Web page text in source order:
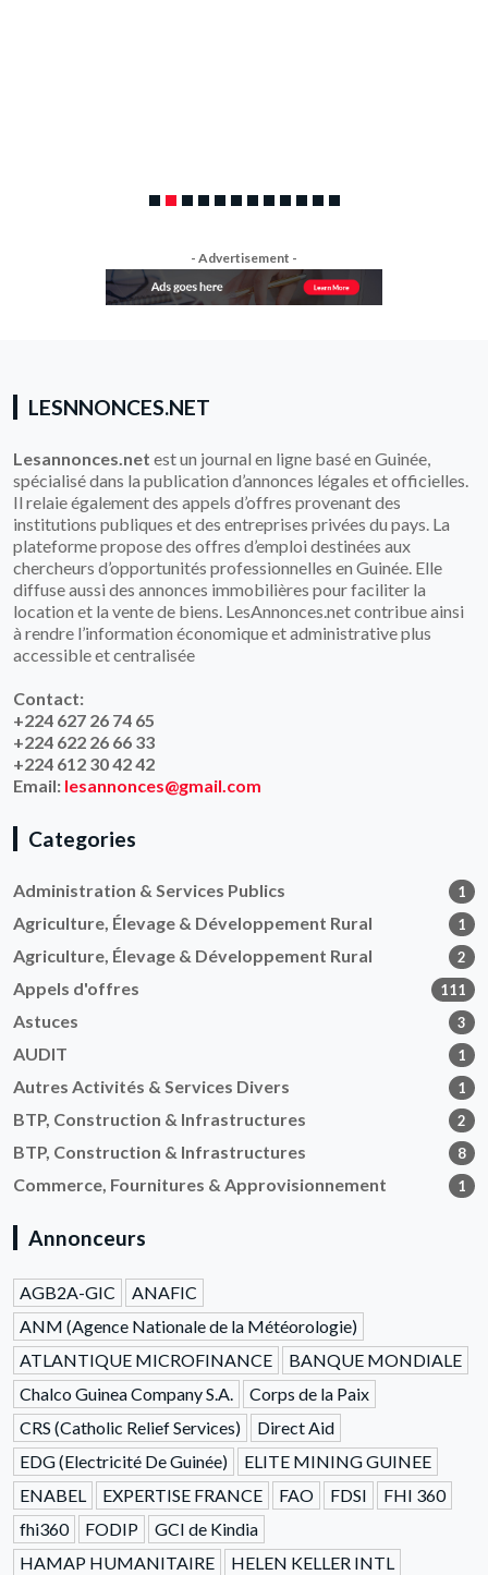
- Advertisement -
LESNNONCES.NET
Lesannonces.net est un journal en ligne basé en Guinée,
spécialisé dans la publication d’annonces légales et officielles.
Il relaie également des appels d’offres provenant des
institutions publiques et des entreprises privées du pays. La
plateforme propose des offres d’emploi destinées aux
chercheurs d’opportunités professionnelles en Guinée. Elle
diffuse aussi des annonces immobilières pour faciliter la
location et la vente de biens. LesAnnonces.net contribue ainsi
à rendre l’information économique et administrative plus
accessible et centralisée
Contact:
+224 627 26 74 65
+224 622 26 66 33
+224 612 30 42 42
Email: lesannonces@gmail.com
Categories
Administration & Services Publics 1
Agriculture, Élevage & Développement Rural 1
Agriculture, Élevage & Développement Rural 2
Appels d'offres 111
Astuces 3
AUDIT 1
Autres Activités & Services Divers 1
BTP, Construction & Infrastructures 2
BTP, Construction & Infrastructures 8
Commerce, Fournitures & Approvisionnement 1
Annonceurs
AGB2A-GIC
ANAFIC
ANM (Agence Nationale de la Météorologie)
ATLANTIQUE MICROFINANCE
BANQUE MONDIALE
Chalco Guinea Company S.A.
Corps de la Paix
CRS (Catholic Relief Services)
Direct Aid
EDG (Electricité De Guinée)
ELITE MINING GUINEE
ENABEL
EXPERTISE FRANCE FAO FDSI
FHI 360
fhi360
FODIP
GCI de Kindia
HAMAP HUMANITAIRE
HELEN KELLER INTL